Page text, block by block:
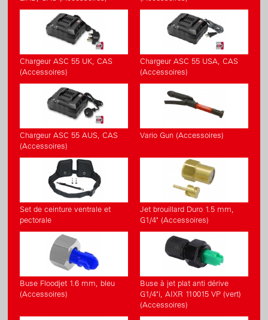
Chargeur ASC 55 UK, CAS
(Accessoires)
Chargeur ASC 55 USA, CAS
(Accessoires)
Chargeur ASC 55 AUS, CAS
(Accessoires)
Vario Gun (Accessoires)
Set de ceinture ventrale et
pectorale
Jet brouillard Duro 1.5 mm,
G1/4" (Accessoires)
Buse Floodjet 1.6 mm, bleu
(Accessoires)
Buse à jet plat anti dérive
G1/4"i, AIXR 110015 VP (vert)
(Accessoires)